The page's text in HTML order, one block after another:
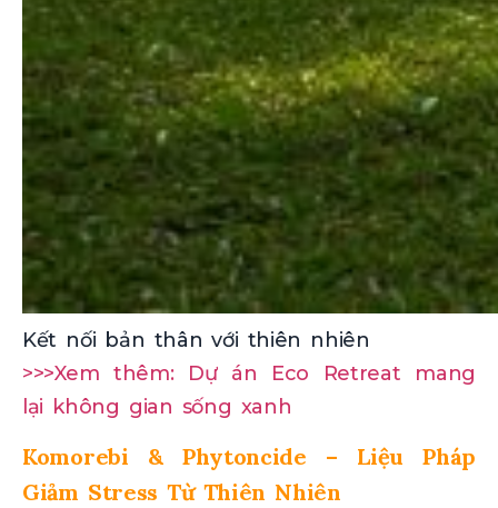
Kết nối bản thân với thiên nhiên
>>>Xem thêm: Dự án Eco Retreat mang
lại không gian sống xanh
Komorebi & Phytoncide – Liệu Pháp
Giảm Stress Từ Thiên Nhiên